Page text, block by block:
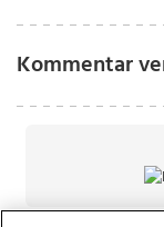
Kommentar